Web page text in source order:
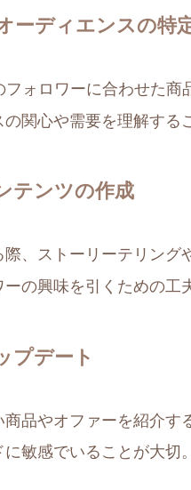
ーディエンスの特
ォロワーに合わせた商
関心や需要を理解する
テンツの作成
、ストーリーテリング
の興味を引くための工
プデート
品やオファーを紹介す
敏感でいることが大切。